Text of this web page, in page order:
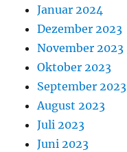
Januar 2024
Dezember 2023
November 2023
Oktober 2023
September 2023
August 2023
Juli 2023
Juni 2023